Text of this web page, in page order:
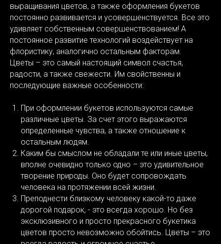
выращивания цветов, а также оформления букетов
постоянно развивается и усовершенствуется. Все это
удивляет собственным совершенствованием! А
постоянное развитие технологий воздействует на
флористику, аналогично остальным факторам.
Цветы – это самый настоящий символ счастья,
радости, а также свежести. Им свойственны и
последующие важные особенности:
При оформлении букетов используются самые
различные цветы. За счет этого выражаются
определенные чувства, а также отношение к
остальным людям.
Каким бы смыслом не обладали те или иные цветы,
вполне очевидно только одно – это удивительное
творение природы. Оно будет сопровождать
человека на протяжении всей жизни.
Преподнести близкому человеку какой-то даже
дорогой подарок, - это всегда хорошо. Но без
эксклюзивного и просто прекрасного букетика
цветов просто невозможно обойтись. Цветы – это